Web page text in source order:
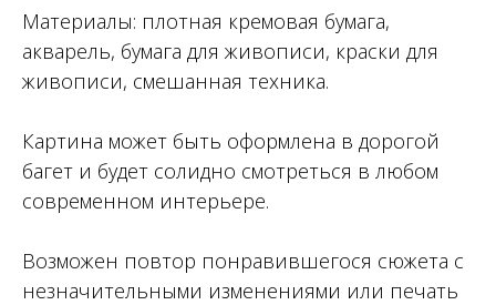
Материалы: плотная кремовая бумага,
акварель, бумага для живописи, краски для
живописи, смешанная техника.
Картина может быть оформлена в дорогой
багет и будет солидно смотреться в любом
современном интерьере.
Возможен повтор понравившегося сюжета с
незначительными изменениями или печать